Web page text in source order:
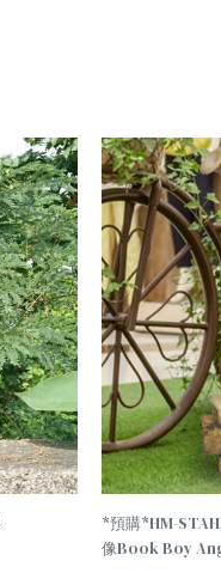
TREND
*預購*HM-
像Book Boy